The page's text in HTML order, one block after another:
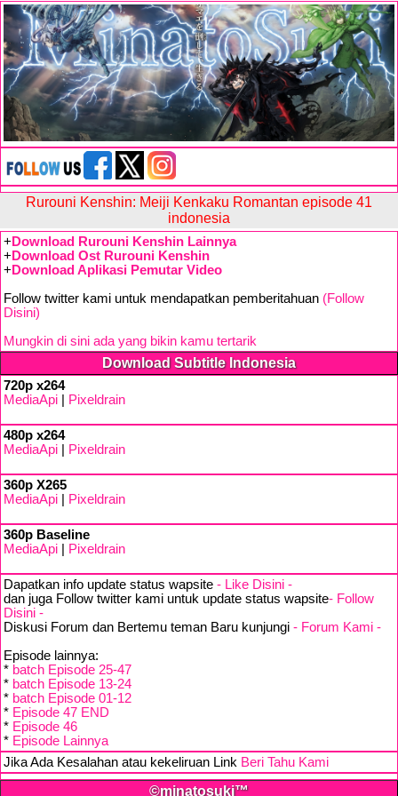
Rurouni Kenshin: Meiji Kenkaku Romantan episode 41
indonesia
+ Download Rurouni Kenshin Lainnya
+ Download Ost Rurouni Kenshin
+ Download Aplikasi Pemutar Video
Follow twitter kami untuk mendapatkan pemberitahuan (Follow
Disini)
Mungkin di sini ada yang bikin kamu tertarik
Download Subtitle Indonesia
720p x264
MediaApi
Pixeldrain
480p x264
MediaApi
Pixeldrain
360p X265
MediaApi
Pixeldrain
360p Baseline
MediaApi
Pixeldrain
Dapatkan info update status wapsite - Like Disini -
dan juga Follow twitter kami untuk update status wapsite- Follow
Disini -
Diskusi Forum dan Bertemu teman Baru kunjungi - Forum Kami -
Episode lainnya:
* batch Episode 25-47
* batch Episode 13-24
* batch Episode 01-12
* Episode 47 END
* Episode 46
* Episode Lainnya
Jika Ada Kesalahan atau kekeliruan Link Beri Tahu Kami
©minatosuki™